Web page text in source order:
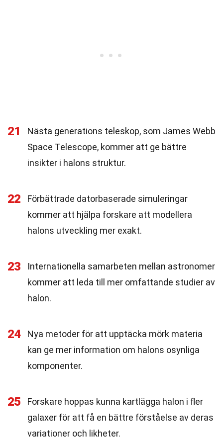
21
Nästa generations teleskop, som James Webb
Space Telescope, kommer att ge bättre
insikter i halons struktur.
22
Förbättrade datorbaserade simuleringar
kommer att hjälpa forskare att modellera
halons utveckling mer exakt.
23
Internationella samarbeten mellan astronomer
kommer att leda till mer omfattande studier av
halon.
24
Nya metoder för att upptäcka mörk materia
kan ge mer information om halons osynliga
komponenter.
25
Forskare hoppas kunna kartlägga halon i fler
galaxer för att få en bättre förståelse av deras
variationer och likheter.